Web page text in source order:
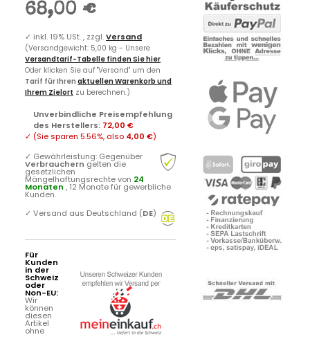
68,00 €
✓ inkl. 19% USt. , zzgl.Versand
(Versandgewicht: 5,00 kg - Unsere
Versandtarif-Tabelle finden Sie hier.
Oder klicken Sie auf "Versand" um den
Tarif für Ihren aktuellen Warenkorb und
Ihrem Zielort zu berechnen.)
Unverbindliche Preisempfehlung
des Herstellers: 72,00 €
✓ (Sie sparen 5.56%, also 4,00 €)
✓ Gewährleistung: Gegenüber
Verbrauchern gelten die
gesetzlichen
Mängelhaftungsrechte von 24
Monaten , 12 Monate für gewerbliche
Kunden.
✓ Versand aus Deutschland (DE)
Für
Kunden
in der
Schweiz
oder
Non-EU:
Wir
können
diesen
Artikel
ohne